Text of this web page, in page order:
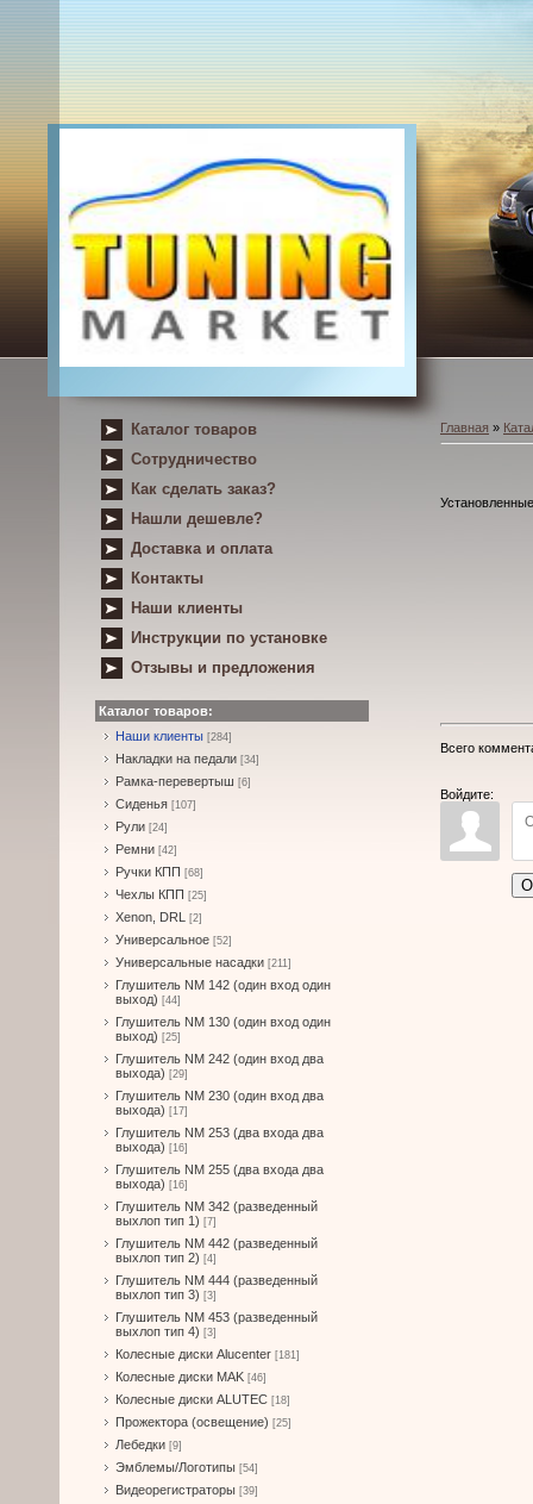
Каталог товаров
Сотрудничество
Как сделать заказ?
Нашли дешевле?
Доставка и оплата
Контакты
Наши клиенты
Инструкции по установке
Отзывы и предложения
Каталог товаров:
Наши клиенты [284]
Накладки на педали [34]
Рамка-перевертыш [6]
Сиденья [107]
Рули [24]
Ремни [42]
Ручки КПП [68]
Чехлы КПП [25]
Xenon, DRL [2]
Универсальное [52]
Универсальные насадки [211]
Глушитель NM 142 (один вход один
выход) [44]
Глушитель NM 130 (один вход один
выход) [25]
Глушитель NM 242 (один вход два
выхода) [29]
Глушитель NM 230 (один вход два
выхода) [17]
Глушитель NM 253 (два входа два
выхода) [16]
Глушитель NM 255 (два входа два
выхода) [16]
Глушитель NM 342 (разведенный
выхлоп тип 1) [7]
Глушитель NM 442 (разведенный
выхлоп тип 2) [4]
Глушитель NM 444 (разведенный
выхлоп тип 3) [3]
Глушитель NM 453 (разведенный
выхлоп тип 4) [3]
Колесные диски Alucenter [181]
Колесные диски MAK [46]
Колесные диски ALUTEC [18]
Прожектора (освещение) [25]
Лебедки [9]
Эмблемы/Логотипы [54]
Видеорегистраторы [39]
Главная »
Всего
Войдите: